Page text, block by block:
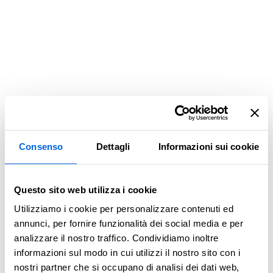
Consenso Dettagli Informazioni sui cookie
Questo sito web utilizza i cookie
Utilizziamo i cookie per personalizzare contenuti ed
annunci, per fornire funzionalità dei social media e per
analizzare il nostro traffico. Condividiamo inoltre
informazioni sul modo in cui utilizzi il nostro sito con i
nostri partner che si occupano di analisi dei dati web,